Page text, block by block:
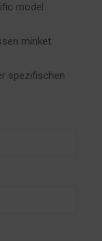
model
minket
spezifischen